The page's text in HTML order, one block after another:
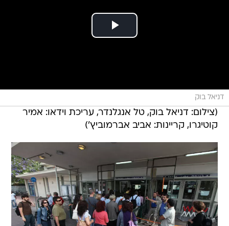
דניאל בוק
(צילום: דניאל בוק, טל אנגלנדר, עריכת וידאו: אמיר
קוטיגרו, קריינות: אביב אברמוביץ')